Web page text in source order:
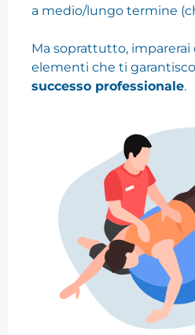
a medio/lungo termine
Ma soprattutto, imparerai
elementi che ti
successo professionale.